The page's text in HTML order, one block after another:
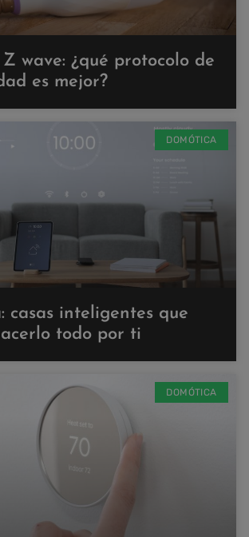
wave: ¿qué protocolo de
es mejor?
DOMÓTICA
casas inteligentes que
todo por ti
DOMÓTICA